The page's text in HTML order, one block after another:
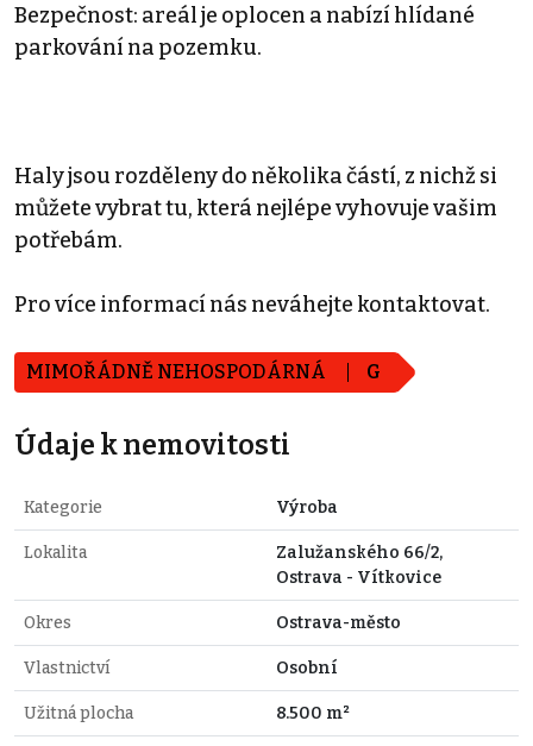
Bezpečnost: areál je oplocen a nabízí hlídané
parkování na pozemku.
Haly jsou rozděleny do několika částí, z nichž si
můžete vybrat tu, která nejlépe vyhovuje vašim
potřebám.
Pro více informací nás neváhejte kontaktovat.
MIMOŘÁDNĚ NEHOSPODÁRNÁ G
Údaje k nemovitosti
Kategorie Výroba
Lokalita
Zalužanského 66/2,
Ostrava - Vítkovice
Okres Ostrava-město
Vlastnictví Osobní
Užitná plocha 8.500 m²